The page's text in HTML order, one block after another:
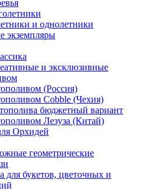
и однолетники
экземпляры
и эксклюзивные
(Россия)
Cobble (Чехия)
бюджетный вариант
Лезуза (Китай)
Орхидей
геометрические
для букетов, цветочных и